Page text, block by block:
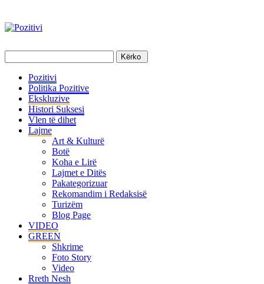
Pozitivi
Politika Pozitive
Ekskluzive
Histori Suksesi
Vlen të dihet
Lajme
Art & Kulturë
Botë
Koha e Lirë
Lajmet e Ditës
Pakategorizuar
Rekomandim i Redaksisë
Turizëm
Blog Page
VIDEO
GREEN
Shkrime
Foto Story
Video
Rreth Nesh